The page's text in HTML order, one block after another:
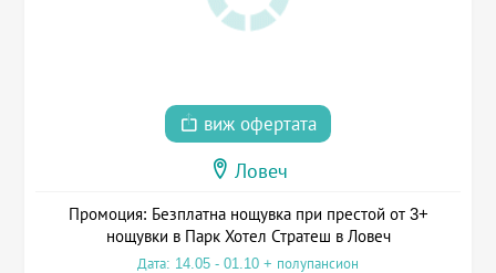
виж офертата
Ловеч
Промоция: Безплатна нощувка при престой от 3+
нощувки в Парк Хотел Стратеш в Ловеч
Дата: 14.05 - 01.10 + полупансион